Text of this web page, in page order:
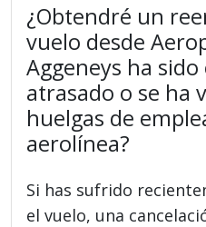
¿Obtendré un
vuelo desde
Aggeneys ha
atrasado o se ha
huelgas de
aerolínea?
Si has sufrido
el vuelo, una